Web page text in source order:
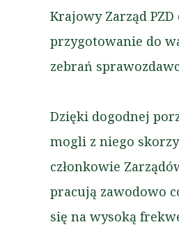
Krajowy Zarząd PZD
przygotowanie do
zebrań
Dzięki dogodnej
mogli z niego
członkowie
pracują zawodowo
się na wysoką